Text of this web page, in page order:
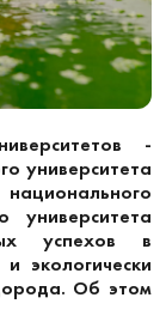
-
университета
университета
успехов в
экологически
Об этом